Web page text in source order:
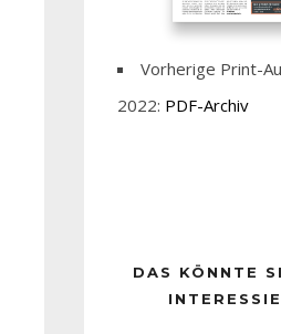
Vorherige Print-
2022: PDF-Archiv
DAS KÖNNTE